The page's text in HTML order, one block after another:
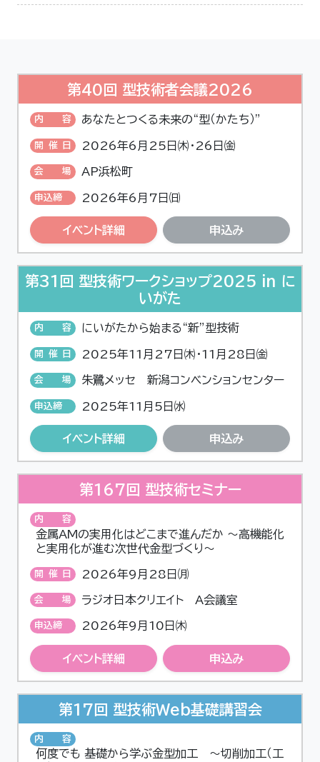
第40回 型技術者会議2026
内容 あなたとつくる未来の“型（かたち）”
開催日 2026年6月25日㈭・26日㈮
会場 AP浜松町
申込締
2026年6月7日㈰
イベント詳細 申込み
第31回 型技術ワークショップ2025 in に
いがた
内容 にいがたから始まる“新”型技術
開催日 2025年11月27日㈭・11月28日㈮
会場 朱鷺メッセ 新潟コンベンションセンター
申込締
2025年11月5日㈬
イベント詳細 申込み
第167回 型技術セミナー
内容
金属AMの実用化はどこまで進んだか ～高機能化
と実用化が進む次世代金型づくり～
開催日 2026年9月28日㈪
会場 ラジオ日本クリエイト A会議室
申込締
2026年9月10日㈭
イベント詳細 申込み
第17回 型技術Web基礎講習会
内容
何度でも 基礎から学ぶ金型加工 ～切削加工（工